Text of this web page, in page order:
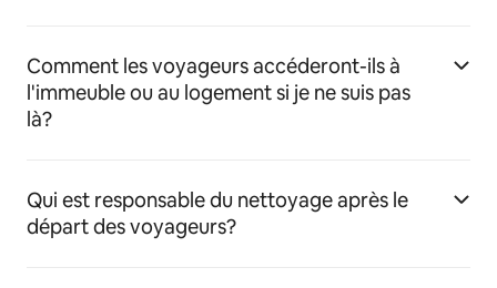
Comment les voyageurs accéderont-ils à
l'immeuble ou au logement si je ne suis pas
là?
Qui est responsable du nettoyage après le
départ des voyageurs?